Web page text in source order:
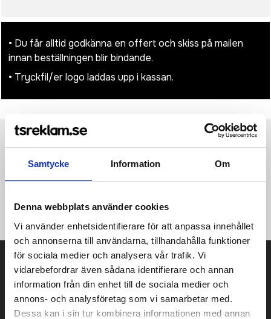
Samtycke Information Om
Denna webbplats använder cookies
Vi använder enhetsidentifierare för att anpassa innehållet
och annonserna till användarna, tillhandahålla funktioner
för sociala medier och analysera vår trafik. Vi
vidarebefordrar även sådana identifierare och annan
information från din enhet till de sociala medier och
annons- och analysföretag som vi samarbetar med.
Dessa kan i sin tur kombinera informationen med annan
• Du får alltid godkänna en offert och skiss på mailen
innan beställningen blir bindande.
• Tryckfil/er logo laddas upp i kassan.
ProduktinformationSpecifikationerPristabellRecensioner (954st)
Praktisk ryggsäck med slitstark polyester på utsidan och
Datorficka • Ficka för vattenflaska • Liten ytterficka
Prisuppgift på mailen?
Kontakta oss här för att få förslag på produkt och pris över
mailen.
Det går också utmärkt att bara ställa frågor!